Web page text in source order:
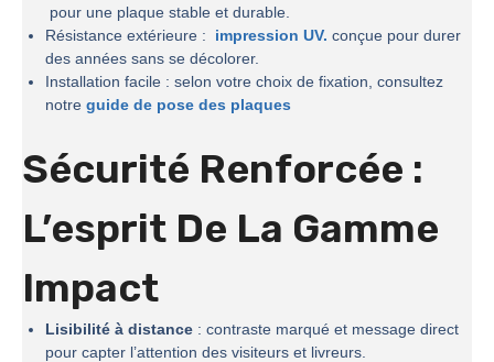
pour une plaque stable et durable.
Résistance extérieure :
impression UV. conçue pour durer
des années sans se décolorer.
Installation facile : selon votre choix de fixation, consultez
notre guide de pose des plaques
Sécurité Renforcée :
L’esprit De La Gamme
Impact
Lisibilité à distance : contraste marqué et message direct
pour capter l’attention des visiteurs et livreurs.